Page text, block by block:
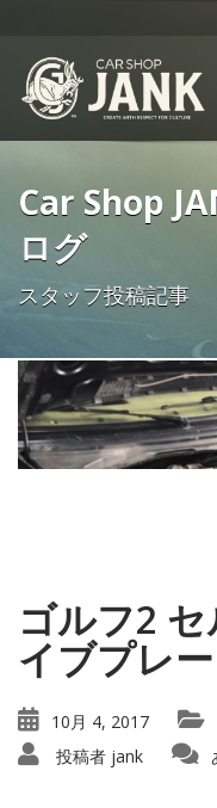
Car Shop
ログ
スタッフ投稿記事
ゴルフ2
イブプレ
10月 4, 2017
投稿者 jank